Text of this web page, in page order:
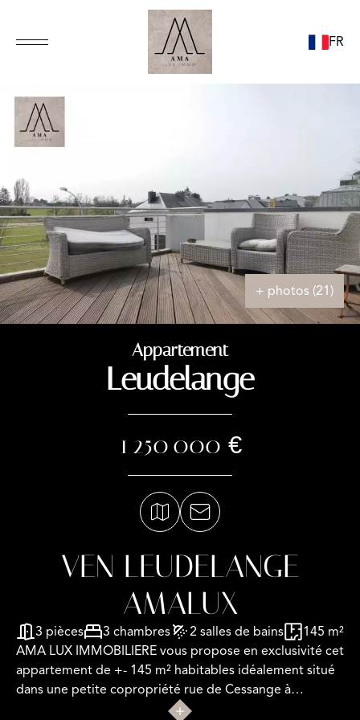
FR
+ photos (21)
Appartement
Leudelange
1 250 000 €
VEN LEUDELANGE
AMALUX
3 pièces 3 chambres 2 salles de bains
145 m²
AMA LUX IMMOBILIERE vous propose en exclusivité cet
appartement de +- 145 m² habitables idéalement situé
dans une petite copropriété rue de Cessange à
Leudelange. Il se compose de 3 chambres, de 2 salles